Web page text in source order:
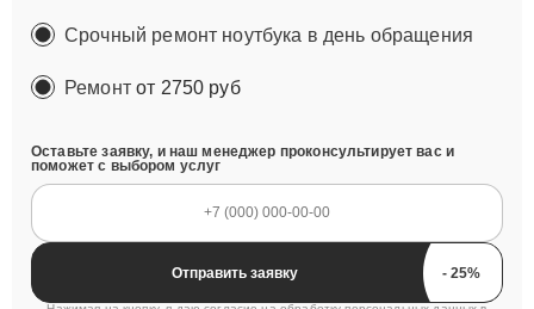
Срочный ремонт ноутбука в день обращения
Ремонтот 2750 руб
Оставьте заявку, и наш менеджер проконсультирует вас и
поможет с выбором услуг
Отправить заявку